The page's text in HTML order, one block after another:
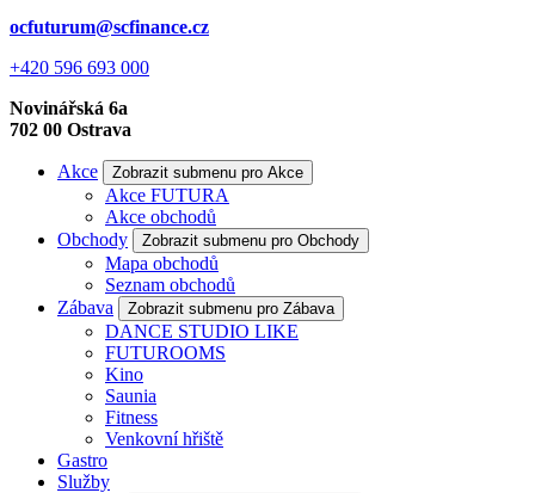
ocfuturum@scfinance.cz
+420 596 693 000
Novinářská 6a
702 00 Ostrava
Akce Zobrazit submenu pro Akce
Akce FUTURA
Akce obchodů
Obchody
Zobrazit submenu pro Obchody
Mapa obchodů
Seznam obchodů
Zábava
Zobrazit submenu pro Zábava
DANCE STUDIO LIKE
FUTUROOMS
Kino
Saunia
Fitness
Venkovní hřiště
Gastro
Služby